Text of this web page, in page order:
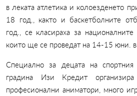
в леката атлетика и колоезденето
18 год., както и баскетболните
год., се класираха за
които ще се проведат на 14-15 юни. в
Специално за децата на спортния
градина Изи Кредит
професионални аниматори, много